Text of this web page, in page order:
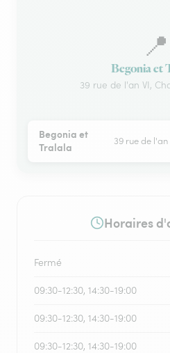
📍
Begonia et
39 rue de l'an VI,
Begonia et
Tralala
39 rue de
Horaires
Fermé
09:30-12:30, 14:30-19:00
09:30-12:30, 14:30-19:00
09:30-12:30, 14:30-19:00